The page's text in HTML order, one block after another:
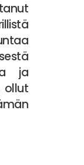
ja
ollut